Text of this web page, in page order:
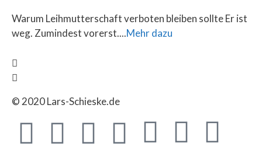
Warum Leihmutterschaft verboten bleiben sollte Er ist
weg. Zumindest vorerst....Mehr dazu
© 2020 Lars-Schieske.de